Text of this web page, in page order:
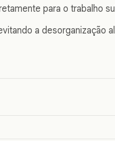
para o trabalho
a desorganização